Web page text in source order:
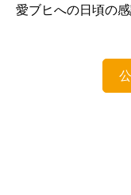
愛ブヒへの日頃の